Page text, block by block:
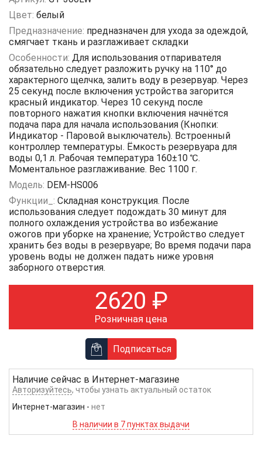
Цвет: белый
Предназначение: предназначен для ухода за одеждой,
смягчает ткань и разглаживает складки
Особенности: Для использования отпаривателя
обязательно следует разложить ручку на 110° до
характерного щелчка, залить воду в резервуар. Через
25 секунд после включения устройства загорится
красный индикатор. Через 10 секунд после
повторного нажатия кнопки включения начнётся
подача пара для начала использования (Кнопки:
Индикатор - Паровой выключатель). Встроенный
контроллер температуры. Ёмкость резервуара для
воды 0,1 л. Рабочая температура 160±10 ℃.
Моментальное разглаживание. Вес 1100 г.
Модель: DEM-HS006
Функции_: Складная конструкция. После
использования следует подождать 30 минут для
полного охлаждения устройства во избежание
ожогов при уборке на хранение; Устройство следует
хранить без воды в резервуаре; Во время подачи пара
уровень воды не должен падать ниже уровня
заборного отверстия.
2620 ₽
Розничная цена
Подписаться
Наличие сейчас в Интернет-магазине
Авторизуйтесь, чтобы узнать актуальный остаток
Интернет-магазин - нет
В наличии в 7 пунктах выдачи